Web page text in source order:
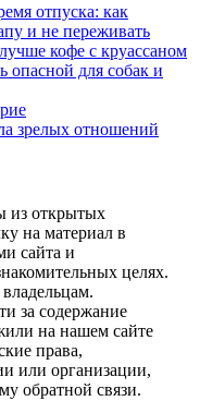
отпуска: как
и не переживать
кофе с круассаном
опасной для собак и
зрелых отношений
из открытых
на материал в
сайта и
целях.
за содержание
на нашем сайте
права,
или организации,
обратной связи.